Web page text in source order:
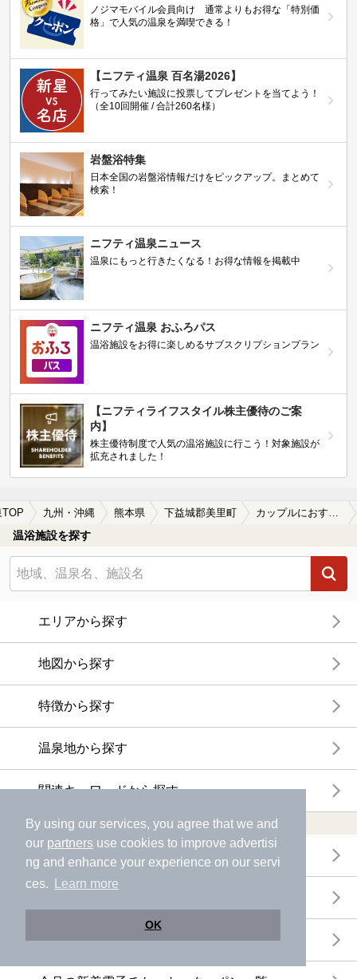
By using our services, you agree that we and
our partners use cookies to improve advertisi
ng and enhance your experience on our servi
ces.
Learn more
OK
ノジマモバイル会員向け 通常よりもお得な「特別価
格」で人気の温泉を満喫できる！
【ニフティ温泉 百名湯2026】
行ってみたい施設に投票してプレゼントを当てよう！
（全10回開催 / 合計260名様）
岩盤浴特集
日本全国の岩盤浴情報だけをピックアップ。まとめて
検索！
ニフティ温泉ニュース
温泉にもっと行きたくなる！お得な情報を掲載中
ニフティ温泉 おふろパス
温浴施設をお得に楽しめるサブスクリプションプラン
【ニフティライフスタイル株主優待のご案
内】
株主優待制度で人気の温浴施設に行こう！対象施設が
拡充されました！
TOP 九州・沖縄 熊本県 下益城郡美里町 カップルにおすすめの下益城郡美里町の温泉、日帰り温泉、スーパー銭湯おすすめ
温浴施設を探す
エリアから探す
地図から探す
特徴から探す
温泉地から探す
関連キーワードから探す
おトクに利用する
電子チケットが利用できる施設一覧
おすすめ電子チケット・クーポン一覧